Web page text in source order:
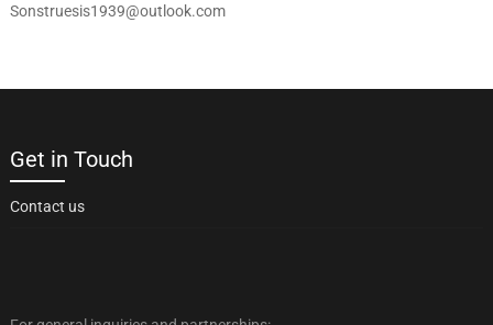
Sonstruesis1939@outlook.com
Get in Touch
Contact us